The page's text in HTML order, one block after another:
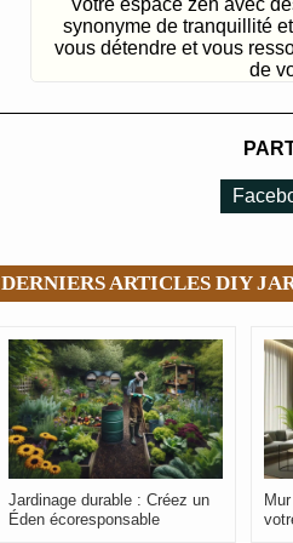
Votre espace zen avec
synonyme de tranquillité
vous détendre et vous
de
DERNIERS ARTICLES DIY
Jardinage durable : Créez un
Éden écoresponsable